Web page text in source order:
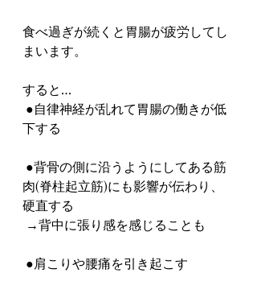
食べ過ぎが続くと胃腸が疲労してし
まいます。
すると…
下する
肉(脊柱起立筋)にも影響が伝わり、
硬直する
→背中に張り感を感じることも
●肩こりや腰痛を引き起こす